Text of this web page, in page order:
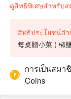
ดูสิทธิพิเศษสำหรับส
สิทธิประโยชน์ส
每桌贈小菜 ( 椒
การเป็นสมา
Coins